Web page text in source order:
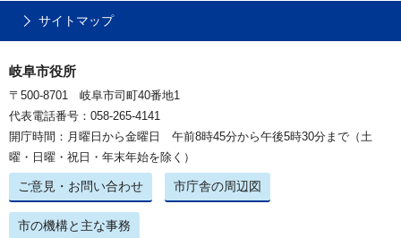
サイトマップ
岐阜市役所
〒500-8701 岐阜市司町40番地1
代表電話番号：058-265-4141
開庁時間：月曜日から金曜日 午前8時45分から午後5時30分まで（土
曜・日曜・祝日・年末年始を除く）
ご意見・お問い合わせ 市庁舎の周辺図
市の機構と主な事務